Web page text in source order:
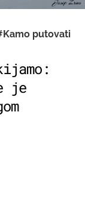
putovati
je